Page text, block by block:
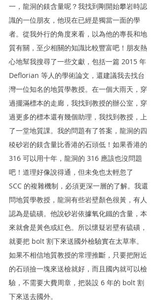
一，龍洞的鎂含量呢？我找到剛開始攀岩時認
識的一位朋友，他現在已經是獨當一面的學
者。從我外行的角度來看，以為他的專長和地
質有關，至少相關的知識比較豐富吧！朋友熱
心地幫我搜尋了一些文獻，包括一篇 2015 年
Deflorian 等人的學術論文，還建議我去找台
灣一位知名的地質學教授。在一個大雨天，穿
過擺滿標本的走廊，我找到教授的辦公室，穿
過更多的標本還有幾個助理，我找到教授，上
了一堂地質課。我的問題有了答案，龍洞的四
稜砂岩的鎂含量比香港的石頭低！如果香港的
316 可以用十年，龍洞的 316 應該也沒問題
吧！道理好像說得通，但未免也太輕忽了
SCC 的複雜機制，必須更深一層的了解。我還
問地質學教授，龍洞有些岩壁顏色很黃，有人
認為是硫磺。他說砂岩依據氧化鐵的含量，本
來就會是黃色或紅色。所以懷疑岩壁有硫磺，
就要把 bolt 割下來送國外檢驗實在太草率。
如果不相信地質教授的常理推斷，只要把附近
的石頭撿一塊來送檢就好，而且國內就可以檢
驗，不需要大費周章，把裝設 6 年的 bolt 割
下來送去國外。